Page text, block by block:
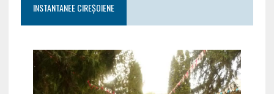
INSTANTANEE CIREȘOIENE